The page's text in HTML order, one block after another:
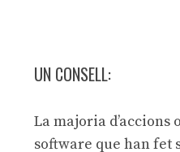
UN CONSELL:
La majoria
software que han fet